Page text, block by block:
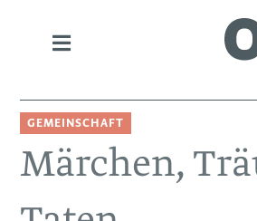
GEMEINSCHAFT
Märchen,